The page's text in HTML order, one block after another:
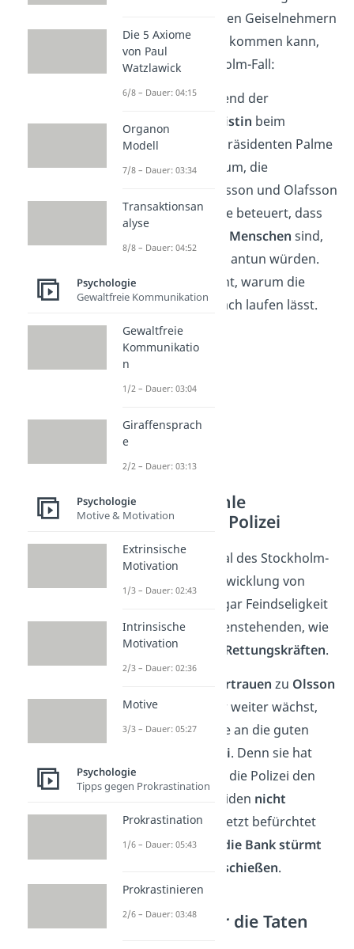
zu den Geiselnehmern
reichen. Wie es dazu kommen kann,
siehst du am Stockholm-Fall:
In einer Nacht während der
Geiselnahme ruft
Kristin beim
damaligen Ministerpräsidenten Palme
an. Sie bittet ihn darum, die
von Olsson und Olafsson
zu befolgen. Denn sie beteuert, dass
keine schlechten Menschen sind,
die jemandem etwas antun würden.
Also versteht sie nicht, warum die
Polizei sie nicht einfach laufen lässt.
Negative Gefühle
gegenüber der Polizei
Ein weiteres Merkmal des Stockholm-
Syndroms ist die Entwicklung von
oder sogar Feindseligkeit
gegenüber den Außenstehenden, wie
derPolizeiund den Rettungskräften.
Vertrauen zu Olsson
undOlafsson
immer weiter wächst,
schwindet ihr Glaube an die guten
Polizei. Denn sie hat
mitbekommen, dass die Polizei den
der beiden nicht
nachkommenwird. Jetzt befürchtet
sie, dass diePolizei die Bank stürmt
erschießen.
Verständnis für die Taten
Die 5 Axiome
von Paul
Watzlawick
6/8 – Dauer: 04:15
Organon
Modell
7/8 – Dauer: 03:34
Transaktionsan
alyse
8/8 – Dauer: 04:52
Psychologie
Gewaltfreie Kommunikation
Gewaltfreie
Kommunikatio
n
1/2 – Dauer: 03:04
Giraffensprach
e
2/2 – Dauer: 03:13
Psychologie
Motive & Motivation
Extrinsische
Motivation
1/3 – Dauer: 02:43
Intrinsische
Motivation
2/3 – Dauer: 02:36
Motive
3/3 – Dauer: 05:27
Psychologie
Tipps gegen Prokrastination
Prokrastination
1/6 – Dauer: 05:43
Prokrastinieren
2/6 – Dauer: 03:48